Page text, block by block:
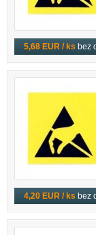
5,68 EUR / ks bez
4,20 EUR / ks bez